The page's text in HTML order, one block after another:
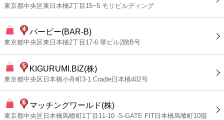
東京都中央区東日本橋2丁目15−5 モリビルディング
バービー(BAR‐B)
東京都中央区東日本橋2丁目17-6 華ビル2階B号
KIGURUMI.BIZ(株)
東京都中央区日本橋小舟町3-1 Cradle日本橋402号
マッチングワールド(株)
東京都中央区日本橋馬喰町1丁目11-10 -S-GATE FIT日本橋馬喰町10階